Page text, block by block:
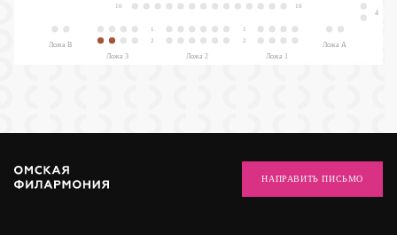
4
10 10
Ложа В
Ложа 3
Ложа 2 Ложа 1
Ложа А
1
2
1
2
НАПРАВИТЬ ПИСЬМО